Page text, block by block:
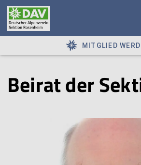
MITGLIED
Beirat der